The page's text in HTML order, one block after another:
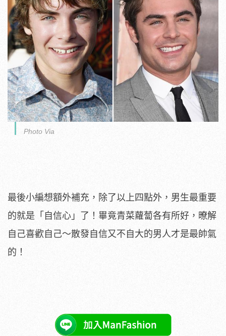
Photo Via
最後小編想額外補充，除了以上四點外，男生最重要
的就是「自信心」了！畢竟青菜蘿蔔各有所好，暸解
自己喜歡自己～散發自信又不自大的男人才是最帥氣
的！